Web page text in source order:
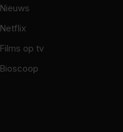
Nieuws
Netflix
Films op tv
Bioscoop